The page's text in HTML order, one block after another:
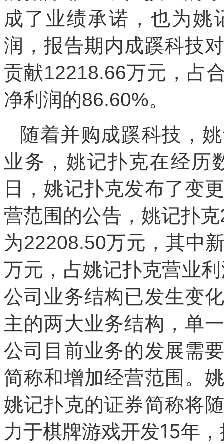
成了业绩承诺，也为姚
润，报告期内成蹊科技
贡献12218.66万元，占
净利润的86.60%。
随着并购成蹊科技，
业务，姚记扑克在经历
日，姚记扑克发布了变
营范围的公告，姚记扑
为22208.50万元，其中
万元，占姚记扑克营业
公司业务结构已发生变
主的两大业务结构，单
公司目前业务的发展需
简称和增加经营范围。
姚记扑克的证券简称将
力于棋牌游戏开发15年